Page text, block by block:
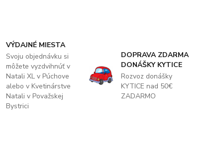
VÝDAJNÉ MIESTA
Svoju objednávku si
môžete vyzdvihnúť v
Natali XL v Púchove
alebo v Kvetinárstve
Natali v Považskej
Bystrici
DOPRAVA ZDARMA
DONÁŠKY KYTICE
Rozvoz donášky
KYTICE nad 50€
ZADARMO